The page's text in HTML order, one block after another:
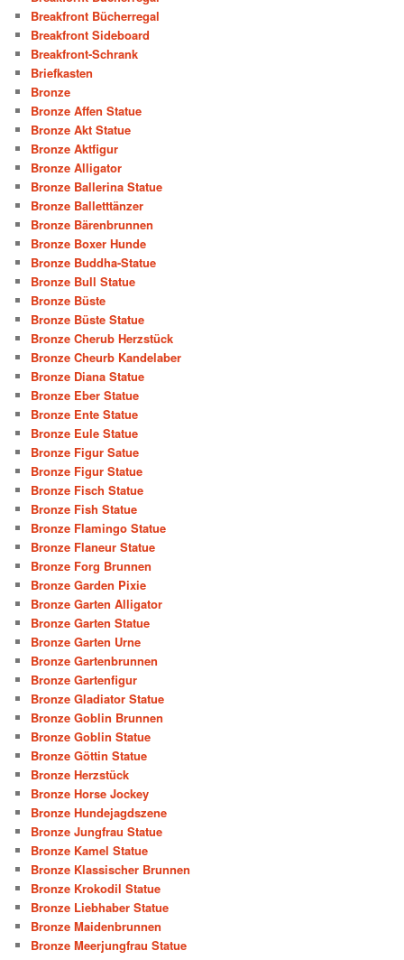
Breakfront Bücherregal
Breakfront Sideboard
Breakfront-Schrank
Briefkasten
Bronze
Bronze Affen Statue
Bronze Akt Statue
Bronze Aktfigur
Bronze Alligator
Bronze Ballerina Statue
Bronze Balletttänzer
Bronze Bärenbrunnen
Bronze Boxer Hunde
Bronze Buddha-Statue
Bronze Bull Statue
Bronze Büste
Bronze Büste Statue
Bronze Cherub Herzstück
Bronze Cheurb Kandelaber
Bronze Diana Statue
Bronze Eber Statue
Bronze Ente Statue
Bronze Eule Statue
Bronze Figur Satue
Bronze Figur Statue
Bronze Fisch Statue
Bronze Fish Statue
Bronze Flamingo Statue
Bronze Flaneur Statue
Bronze Forg Brunnen
Bronze Garden Pixie
Bronze Garten Alligator
Bronze Garten Statue
Bronze Garten Urne
Bronze Gartenbrunnen
Bronze Gartenfigur
Bronze Gladiator Statue
Bronze Goblin Brunnen
Bronze Goblin Statue
Bronze Göttin Statue
Bronze Herzstück
Bronze Horse Jockey
Bronze Hundejagdszene
Bronze Jungfrau Statue
Bronze Kamel Statue
Bronze Klassischer Brunnen
Bronze Krokodil Statue
Bronze Liebhaber Statue
Bronze Maidenbrunnen
Bronze Meerjungfrau Statue